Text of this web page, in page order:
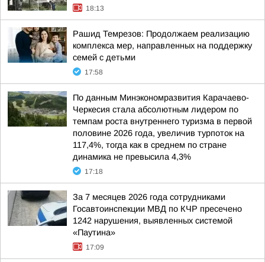
18:13
Рашид Темрезов: Продолжаем реализацию
комплекса мер, направленных на поддержку
семей с детьми
17:58
По данным Минэкономразвития Карачаево-
Черкесия стала абсолютным лидером по
темпам роста внутреннего туризма в первой
половине 2026 года, увеличив турпоток на
117,4%, тогда как в среднем по стране
динамика не превысила 4,3%
17:18
За 7 месяцев 2026 года сотрудниками
Госавтоинспекции МВД по КЧР пресечено
1242 нарушения, выявленных системой
«Паутина»
17:09